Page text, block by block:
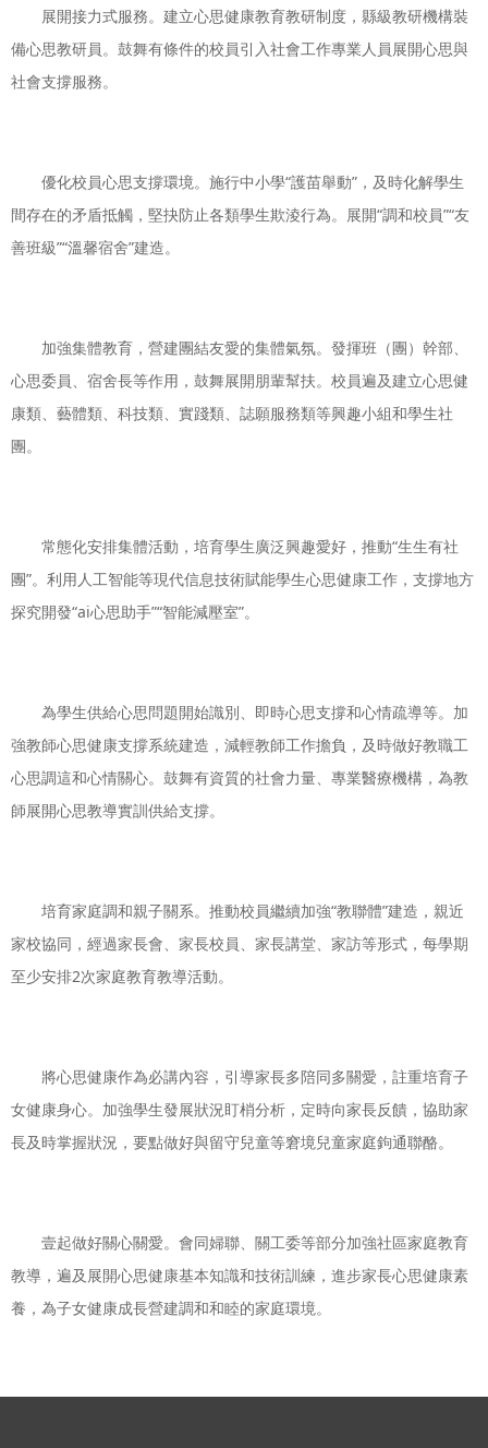
展開接力式服務。建立心思健康教育教研制度，縣級教研機構裝
備心思教研員。鼓舞有條件的校員引入社會工作專業人員展開心思與
社會支撐服務。
優化校員心思支撐環境。施行中小學“護苗舉動”，及時化解學生
間存在的矛盾抵觸，堅抉防止各類學生欺淩行為。展開“調和校員”“友
善班級”“溫馨宿舍”建造。
加強集體教育，營建團結友愛的集體氣氛。發揮班（團）幹部、
心思委員、宿舍長等作用，鼓舞展開朋輩幫扶。校員遍及建立心思健
康類、藝體類、科技類、實踐類、誌願服務類等興趣小組和學生社
團。
常態化安排集體活動，培育學生廣泛興趣愛好，推動“生生有社
團”。利用人工智能等現代信息技術賦能學生心思健康工作，支撐地方
探究開發“ai心思助手”“智能減壓室”。
為學生供給心思問題開始識別、即時心思支撐和心情疏導等。加
強教師心思健康支撐系統建造，減輕教師工作擔負，及時做好教職工
心思調這和心情關心。鼓舞有資質的社會力量、專業醫療機構，為教
師展開心思教導實訓供給支撐。
培育家庭調和親子關系。推動校員繼續加強“教聯體”建造，親近
家校協同，經過家長會、家長校員、家長講堂、家訪等形式，每學期
至少安排2次家庭教育教導活動。
將心思健康作為必講內容，引導家長多陪同多關愛，註重培育子
女健康身心。加強學生發展狀況盯梢分析，定時向家長反饋，協助家
長及時掌握狀況，要點做好與留守兒童等窘境兒童家庭鉤通聯酪。
壹起做好關心關愛。會同婦聯、關工委等部分加強社區家庭教育
教導，遍及展開心思健康基本知識和技術訓練，進步家長心思健康素
養，為子女健康成長營建調和和睦的家庭環境。